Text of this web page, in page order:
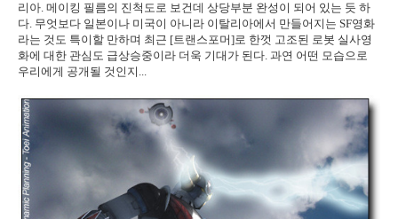
리아. 메이킹 필름의 진척도로 보건데 상당부분 완성이 되어 있는 듯 하
다. 무엇보다 일본이나 미국이 아니라 이탈리아에서 만들어지는 SF영화
라는 것도 특이할 만하며 최근 [트랜스포머]로 한껏 고조된 로봇 실사영
화에 대한 관심도 급상승중이라 더욱 기대가 된다. 과연 어떤 모습으로
우리에게 공개될 것인지...